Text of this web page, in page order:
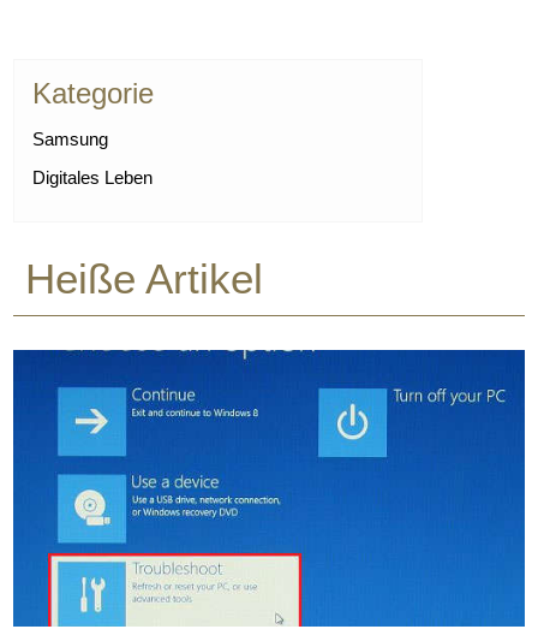
Kategorie
Samsung
Digitales Leben
Heiße Artikel